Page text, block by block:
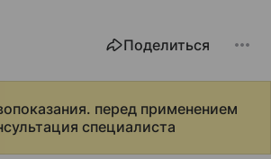
Поделиться
перед применением
специалиста